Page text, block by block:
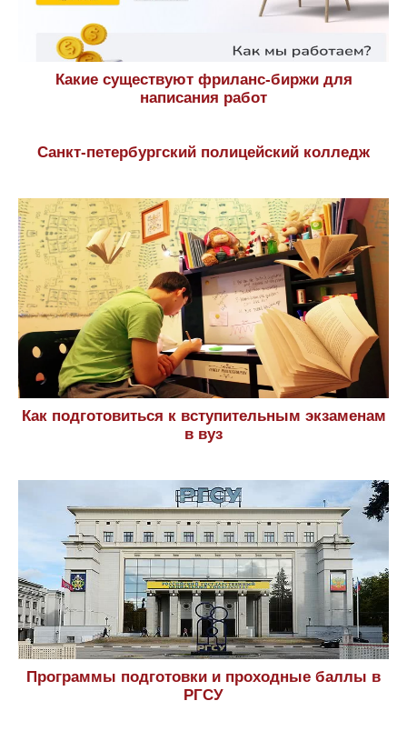
Какие существуют фриланс-биржи для
написания работ
Санкт-петербургский полицейский колледж
Как подготовиться к вступительным экзаменам
в вуз
Программы подготовки и проходные баллы в
РГСУ